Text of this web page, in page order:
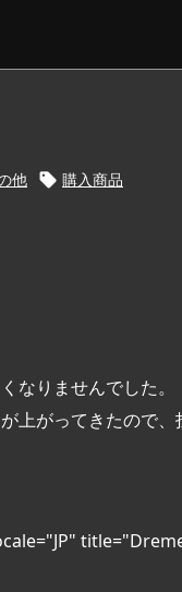
他  購入商品
なりませんでした。
上がってきたので